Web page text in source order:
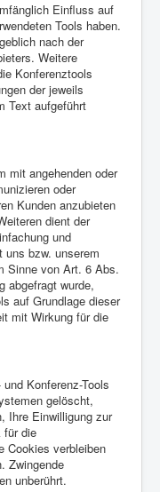
Einfluss auf
Tools haben.
nach der
Weitere
Konferenztools
der jeweils
Text aufgeführt
mit angehenden oder
oder
Kunden anzubieten
dient der
und
uns bzw. unserem
Sinne von Art. 6 Abs.
abgefragt wurde,
auf Grundlage dieser
mit Wirkung für die
Konferenz-Tools
gelöscht,
Ihre Einwilligung zur
für die
Cookies verbleiben
Zwingende
unberührt.